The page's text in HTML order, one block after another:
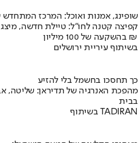
שופינג, אמנות ואוכל: המרכז
קפיצה קטנה לחו"ל: טיילת חדשה,
בהשקעה של 100 מיליון ₪
בשיתוף עיריית ירושלים
כך תחסכו בחשמל בלי להזיע
מהפכת האנרגיה של תדיראן: שליטה,
בבית
בשיתוף TADIRAN